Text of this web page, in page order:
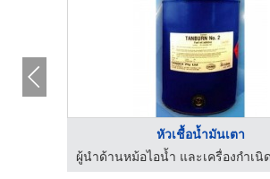
หัวเชื้อน้ำมันเตา